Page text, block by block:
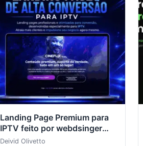
Landing Page Premium para
IPTV feito por webdsinger
UX/UI
Deivid Olivetto